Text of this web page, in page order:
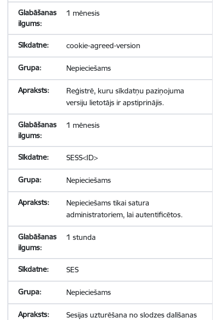
1 mēnesis
cookie-agreed-version
Nepieciešams
Reģistrē, kuru sīkdatņu paziņojuma
versiju lietotājs ir apstiprinājis.
1 mēnesis
SESS<ID>
Nepieciešams
Nepieciešams tikai satura
administratoriem, lai autentificētos.
1 stunda
SES
Nepieciešams
Sesijas uzturēšana no slodzes dalīšanas